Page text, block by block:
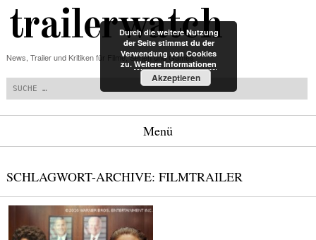
trailerwatch
News, Trailer und Kritiken für Filme, Serien und Games
Menü
SCHLAGWORT-ARCHIVE: FILMTRAILER
Durch die weitere Nutzung
der Seite stimmst du der
Verwendung von Cookies
zu. Weitere Informationen
Akzeptieren